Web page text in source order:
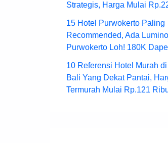
Strategis, Harga Mulai
15 Hotel Purwokerto Paling
Recommended, Ada
Purwokerto Loh! 180K
10 Referensi Hotel Murah
Bali Yang Dekat Pantai,
Termurah Mulai Rp.121